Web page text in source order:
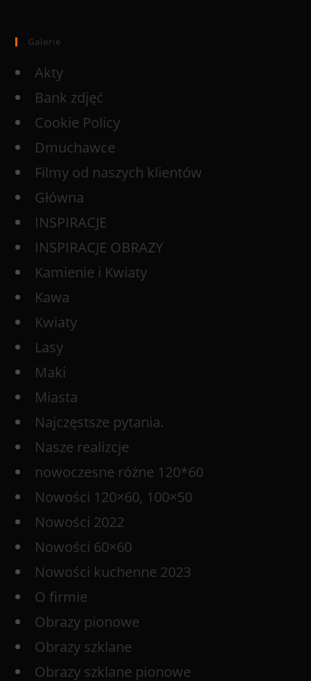
Galerie
Akty
Bank zdjęć
Cookie Policy
Dmuchawce
Filmy od naszych klientów
Główna
INSPIRACJE
INSPIRACJE OBRAZY
Kamienie i Kwiaty
Kawa
Kwiaty
Lasy
Maki
Miasta
Najczęstsze pytania.
Nasze realizcje
nowoczesne różne 120*60
Nowości 120×60, 100×50
Nowości 2022
Nowości 60×60
Nowości kuchenne 2023
O firmie
Obrazy pionowe
Obrazy szklane
Obrazy szklane pionowe